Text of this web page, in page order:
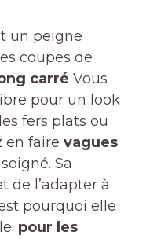
un peigne
coupes de
carré Vous
pour un look
fers plats ou
en faire vagues
Sa
de l’adapter à
pourquoi elle
pour les